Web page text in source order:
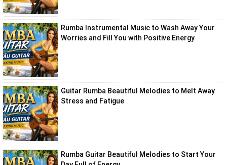
Rumba Instrumental Music to Wash Away Your
Worries and Fill You with Positive Energy
Guitar Rumba Beautiful Melodies to Melt Away
Stress and Fatigue
Rumba Guitar Beautiful Melodies to Start Your